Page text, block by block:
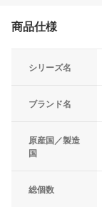
商品仕様
シリーズ名
ブランド名
原産国／製造
国
総個数